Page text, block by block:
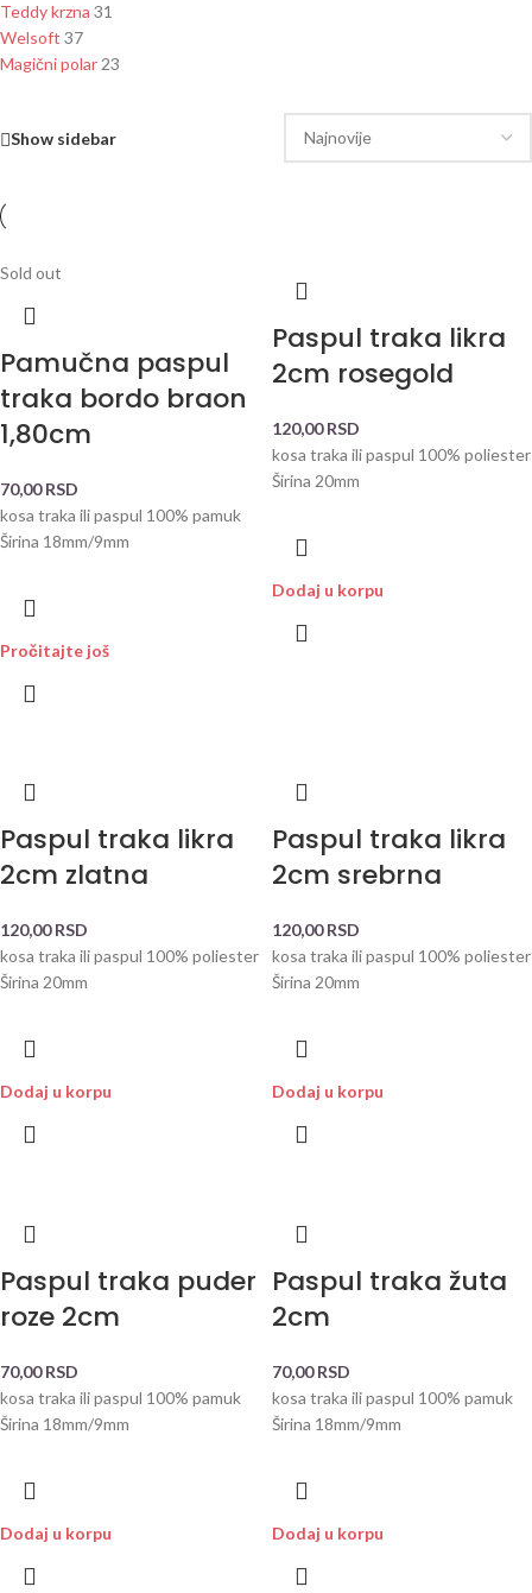
Teddy krzna 31
Welsoft 37
Magični polar 23
Show sidebar
Sold out
Pamučna paspul
traka bordo braon
1,80cm
70,00RSD
kosa traka ili paspul 100% pamuk
Širina 18mm/9mm
Pročitajte još
Paspul traka likra
2cm rosegold
120,00RSD
kosa traka ili paspul 100% poliester
Širina 20mm
Dodaj u korpu
Paspul traka likra
2cm zlatna
120,00RSD
kosa traka ili paspul 100% poliester
Širina 20mm
Dodaj u korpu
Paspul traka likra
2cm srebrna
120,00RSD
kosa traka ili paspul 100% poliester
Širina 20mm
Dodaj u korpu
Paspul traka puder
roze 2cm
70,00RSD
kosa traka ili paspul 100% pamuk
Širina 18mm/9mm
Dodaj u korpu
Paspul traka žuta
2cm
70,00RSD
kosa traka ili paspul 100% pamuk
Širina 18mm/9mm
Dodaj u korpu